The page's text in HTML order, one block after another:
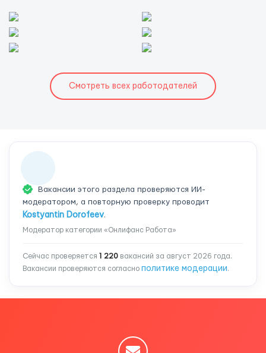
Смотреть всех работодателей
Вакансии этого раздела проверяются ИИ-
модератором, а повторную проверку проводит
Kostyantin Dorofeev.
Модератор категории «Онлифанс Работа»
Сейчас проверяется 1 220 вакансий за август 2026 года.
Вакансии проверяются согласно политике модерации.